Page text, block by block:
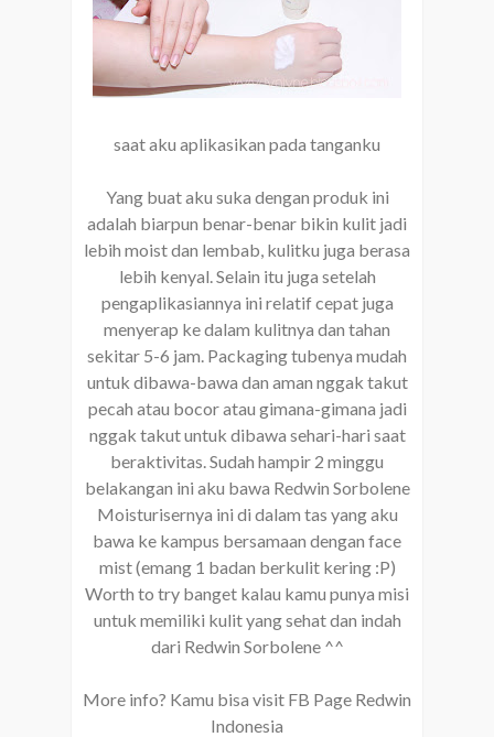
saat aku aplikasikan pada tanganku
Yang buat aku suka dengan produk ini
adalah biarpun benar-benar bikin kulit jadi
lebih moist dan lembab, kulitku juga berasa
lebih kenyal. Selain itu juga setelah
pengaplikasiannya ini relatif cepat juga
menyerap ke dalam kulitnya dan tahan
sekitar 5-6 jam. Packaging tubenya mudah
untuk dibawa-bawa dan aman nggak takut
pecah atau bocor atau gimana-gimana jadi
nggak takut untuk dibawa sehari-hari saat
beraktivitas. Sudah hampir 2 minggu
belakangan ini aku bawa Redwin Sorbolene
Moisturisernya ini di dalam tas yang aku
bawa ke kampus bersamaan dengan face
mist (emang 1 badan berkulit kering :P)
Worth to try banget kalau kamu punya misi
untuk memiliki kulit yang sehat dan indah
dari Redwin Sorbolene ^^
More info? Kamu bisa visit FB Page Redwin
Indonesia